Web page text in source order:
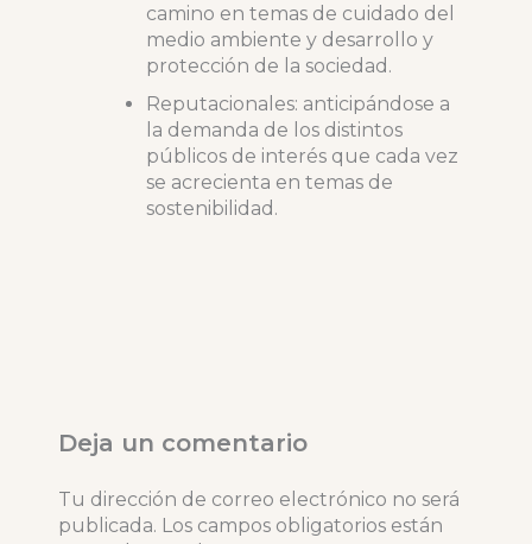
camino en temas de cuidado del
medio ambiente y desarrollo y
protección de la sociedad.
Reputacionales: anticipándose a
la demanda de los distintos
públicos de interés que cada vez
se acrecienta en temas de
sostenibilidad.
Deja un comentario
Tu dirección de correo electrónico no será
publicada. Los campos obligatorios están